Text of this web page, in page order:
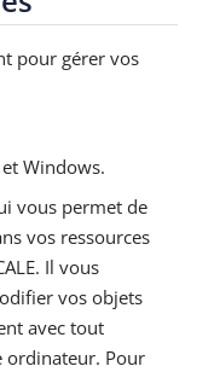
pour gérer vos
Windows.
vous permet de
vos ressources
Il vous
vos objets
avec tout
ordinateur. Pour